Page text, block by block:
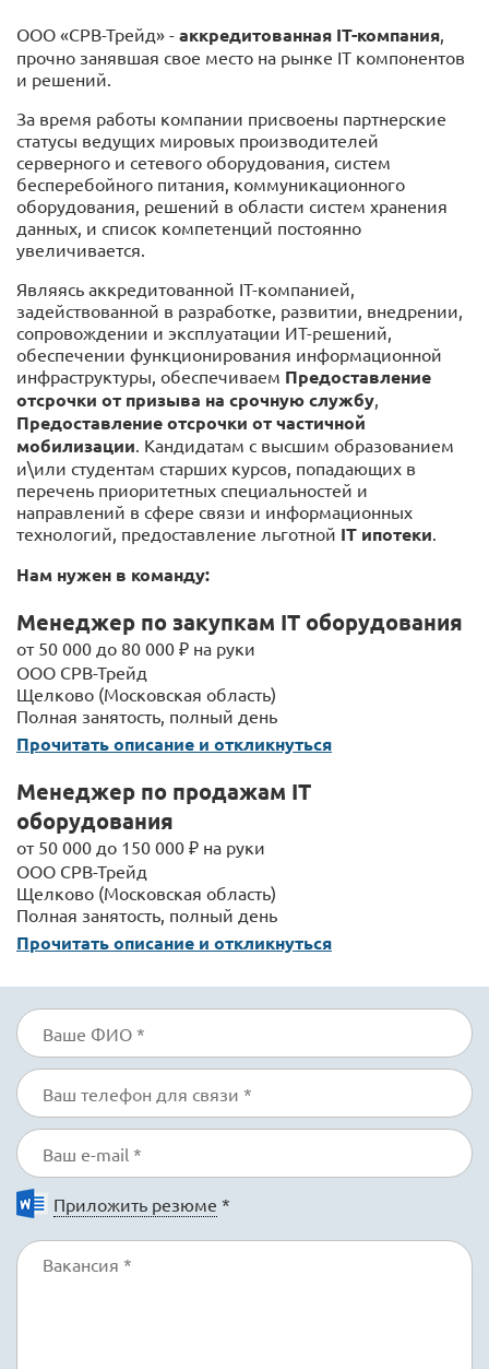
ООО «СРВ-Трейд» - аккредитованная IT-компания,
прочно занявшая свое место на рынке IT компонентов
и решений.
За время работы компании присвоены партнерские
статусы ведущих мировых производителей
серверного и сетевого оборудования, систем
бесперебойного питания, коммуникационного
оборудования, решений в области систем хранения
данных, и список компетенций постоянно
увеличивается.
Являясь аккредитованной IT-компанией,
задействованной в разработке, развитии, внедрении,
сопровождении и эксплуатации ИТ-решений,
обеспечении функционирования информационной
инфраструктуры, обеспечиваем Предоставление
отсрочки от призыва на срочную службу,
Предоставление отсрочки от частичной
мобилизации. Кандидатам с высшим образованием
и\или студентам старших курсов, попадающих в
перечень приоритетных специальностей и
направлений в сфере связи и информационных
технологий, предоставление льготной IT ипотеки.
Нам нужен в команду:
Менеджер по закупкам IT оборудования
от 50 000 до 80 000 ₽ на руки
ООО СРВ-Трейд
Щелково (Московская область)
Полная занятость, полный день
Прочитать описание и откликнуться
Менеджер по продажам IT
оборудования
от 50 000 до 150 000 ₽ на руки
ООО СРВ-Трейд
Щелково (Московская область)
Полная занятость, полный день
Прочитать описание и откликнуться
Приложить резюме *